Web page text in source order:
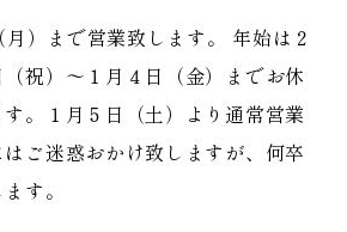
月）まで営業致します。 年始は２
（祝）～１月４日（金）までお休
。１月５日（土）より通常営業
ご迷惑おかけ致しますが、何卒
す。